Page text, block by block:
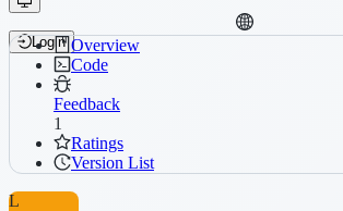
Login Overview
Code
Feedback
1
Ratings
Version List
L